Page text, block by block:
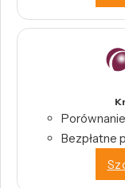
Bezpłatne